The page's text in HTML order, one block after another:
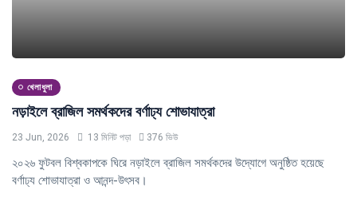
খেলাধুলা
নড়াইলে ব্রাজিল সমর্থকদের বর্ণাঢ্য শোভাযাত্রা
23 Jun, 2026 13 মিনিট পড়া 376 ভিউ
২০২৬ ফুটবল বিশ্বকাপকে ঘিরে নড়াইলে ব্রাজিল সমর্থকদের উদ্যোগে অনুষ্ঠিত হয়েছে
বর্ণাঢ্য শোভাযাত্রা ও আনন্দ-উৎসব।